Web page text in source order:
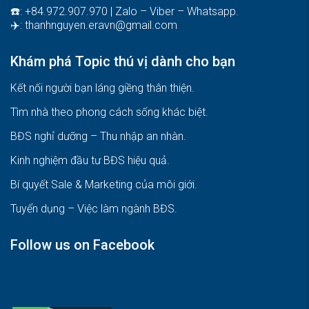
☎️: +84.972.907.970 | Zalo – Viber – Whatsapp.
✈️: thanhnguyen.eravn@gmail.com
Khám phá Topic thú vị dành cho bạn
Kết nối người bạn láng giềng thân thiện.
Tìm nhà theo phong cách sống khác biệt.
BĐS nghỉ dưỡng – Thu nhập an nhàn.
Kinh nghiệm đầu tư BĐS hiệu quả.
Bí quyết Sale & Marketing của môi giới.
Tuyển dụng – Việc làm ngành BĐS.
Follow us on Facebook